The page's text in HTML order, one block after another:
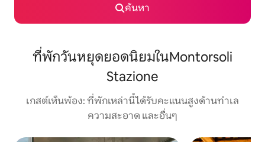
ค้นหา
ที่พักวันหยุดยอดนิยมในMontorsoli
Stazione
เกสต์เห็นพ้อง: ที่พักเหล่านี้ได้รับคะแนนสูงด้านทำเล
ความสะอาด และอื่นๆ